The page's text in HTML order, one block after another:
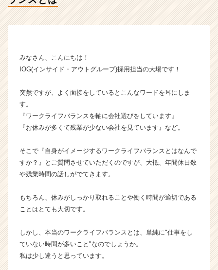
ン】
|
ン
ー・
成
企
業
か
カ
ウ
が
届
く
みなさん、こんにちは！
IOG(インサイド・アウトグループ)採用担当の大場です！
突然ですが、よく面接をしているとこんなワードを耳にしま
す。
『ワークライフバランスを軸に会社選びをしています』
『お休みが多くて残業が少ない会社を見ています』など。
そこで『自身がイメージするワークライフバランスとはなんで
すか？』とご質問させていただくのですが、大抵、年間休日数
や残業時間の話しがでてきます。
もちろん、休みがしっかり取れることや働く時間が適切である
ことはとても大切です。
しかし、本当のワークライフバランスとは、単純に"仕事をし
ていない時間が多いこと"なのでしょうか。
私は少し違うと思っています。